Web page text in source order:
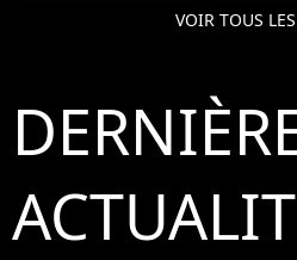
VOIR TOUS